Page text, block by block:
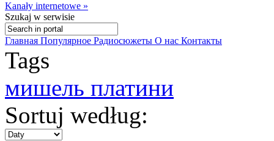
Kanały internetowe »
Szukaj w serwisie
Главная Популярное Радиосюжеты О нас Контакты
Tags
мишель платини
Sortuj według: